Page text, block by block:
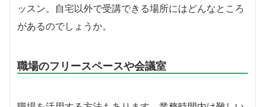
ッスン。自宅以外で受講できる場所にはどんなところ
があるのでしょうか。
職場のフリースペースや会議室